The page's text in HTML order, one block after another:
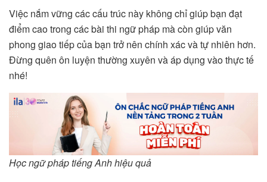
Việc nắm vững các cấu trúc này không chỉ giúp bạn đạt
điểm cao trong các bài thi ngữ pháp mà còn giúp văn
phong giao tiếp của bạn trở nên chính xác và tự nhiên hơn.
Đừng quên ôn luyện thường xuyên và áp dụng vào thực tế
nhé!
Học ngữ pháp tiếng Anh hiệu quả